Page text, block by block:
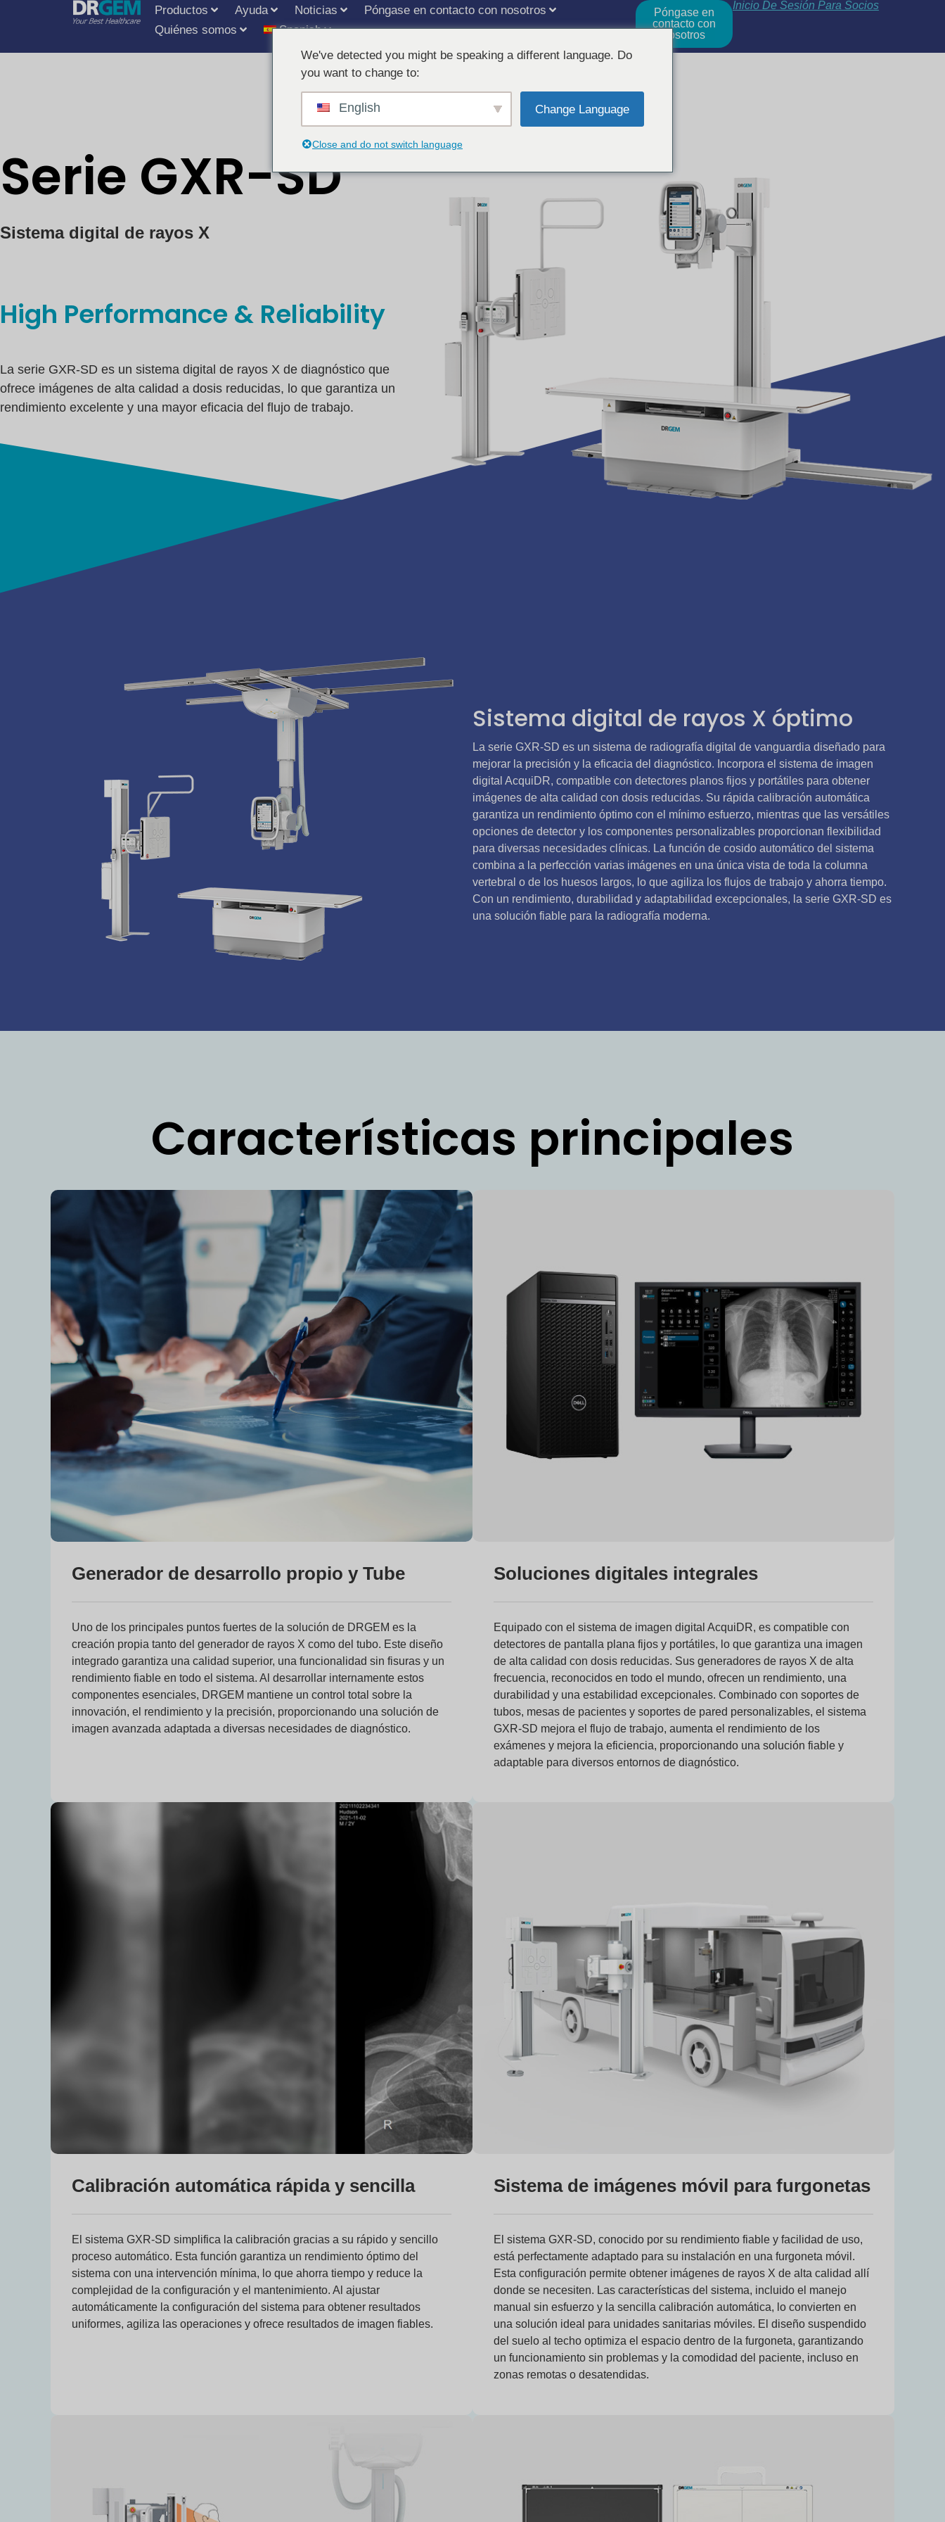
Productos Ayuda Noticias
Póngase en contacto con nosotros
Quiénes somos
Spanish
Póngase en
contacto con
nosotros
Inicio De Sesión Para Socios
Serie GXR-SD
Sistema digital de rayos X
High Performance & Reliability
La serie GXR-SD es un sistema digital de rayos X de diagnóstico que
ofrece imágenes de alta calidad a dosis reducidas, lo que garantiza un
rendimiento excelente y una mayor eficacia del flujo de trabajo.
Sistema digital de rayos X óptimo
La serie GXR-SD es un sistema de radiografía digital de vanguardia diseñado para
mejorar la precisión y la eficacia del diagnóstico. Incorpora el sistema de imagen
digital AcquiDR, compatible con detectores planos fijos y portátiles para obtener
imágenes de alta calidad con dosis reducidas. Su rápida calibración automática
garantiza un rendimiento óptimo con el mínimo esfuerzo, mientras que las versátiles
opciones de detector y los componentes personalizables proporcionan flexibilidad
para diversas necesidades clínicas. La función de cosido automático del sistema
combina a la perfección varias imágenes en una única vista de toda la columna
vertebral o de los huesos largos, lo que agiliza los flujos de trabajo y ahorra tiempo.
Con un rendimiento, durabilidad y adaptabilidad excepcionales, la serie GXR-SD es
una solución fiable para la radiografía moderna.
Características principales
Generador de desarrollo propio y Tube
Uno de los principales puntos fuertes de la solución de DRGEM es la
creación propia tanto del generador de rayos X como del tubo. Este diseño
integrado garantiza una calidad superior, una funcionalidad sin fisuras y un
rendimiento fiable en todo el sistema. Al desarrollar internamente estos
componentes esenciales, DRGEM mantiene un control total sobre la
innovación, el rendimiento y la precisión, proporcionando una solución de
imagen avanzada adaptada a diversas necesidades de diagnóstico.
Soluciones digitales integrales
Equipado con el sistema de imagen digital AcquiDR, es compatible con
detectores de pantalla plana fijos y portátiles, lo que garantiza una imagen
de alta calidad con dosis reducidas. Sus generadores de rayos X de alta
frecuencia, reconocidos en todo el mundo, ofrecen un rendimiento, una
durabilidad y una estabilidad excepcionales. Combinado con soportes de
tubos, mesas de pacientes y soportes de pared personalizables, el sistema
GXR-SD mejora el flujo de trabajo, aumenta el rendimiento de los
exámenes y mejora la eficiencia, proporcionando una solución fiable y
adaptable para diversos entornos de diagnóstico.
Calibración automática rápida y sencilla
El sistema GXR-SD simplifica la calibración gracias a su rápido y sencillo
proceso automático. Esta función garantiza un rendimiento óptimo del
sistema con una intervención mínima, lo que ahorra tiempo y reduce la
complejidad de la configuración y el mantenimiento. Al ajustar
automáticamente la configuración del sistema para obtener resultados
uniformes, agiliza las operaciones y ofrece resultados de imagen fiables.
Sistema de imágenes móvil para furgonetas
El sistema GXR-SD, conocido por su rendimiento fiable y facilidad de uso,
está perfectamente adaptado para su instalación en una furgoneta móvil.
Esta configuración permite obtener imágenes de rayos X de alta calidad allí
donde se necesiten. Las características del sistema, incluido el manejo
manual sin esfuerzo y la sencilla calibración automática, lo convierten en
una solución ideal para unidades sanitarias móviles. El diseño suspendido
del suelo al techo optimiza el espacio dentro de la furgoneta, garantizando
un funcionamiento sin problemas y la comodidad del paciente, incluso en
zonas remotas o desatendidas.
We've detected you might be speaking a different language. Do
you want to change to:
English Change Language
Close and do not switch language